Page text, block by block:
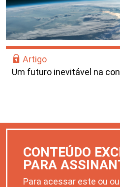
Artigo
Um futuro inevitável na
CONTEÚDO
PARA
Para acessar este ou